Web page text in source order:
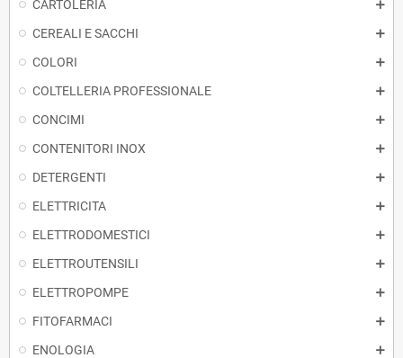
CARTOLERIA
CEREALI E SACCHI
COLORI
COLTELLERIA PROFESSIONALE
CONCIMI
CONTENITORI INOX
DETERGENTI
ELETTRICITA
ELETTRODOMESTICI
ELETTROUTENSILI
ELETTROPOMPE
FITOFARMACI
ENOLOGIA